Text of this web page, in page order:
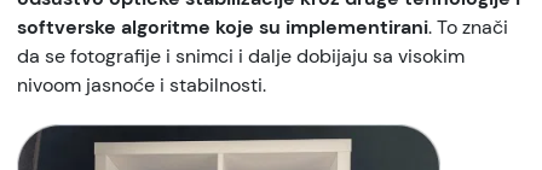
softverske algoritme koje su implementirani. To znači
da se fotografije i snimci i dalje dobijaju sa visokim
nivoom jasnoće i stabilnosti.